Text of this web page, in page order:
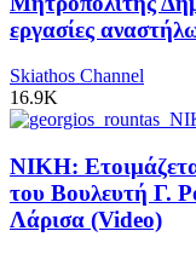
εργασίες
Skiathos Channel
16.9K
ΝΙΚΗ:
του Βουλευτή Γ.
Λάρισα (Video)